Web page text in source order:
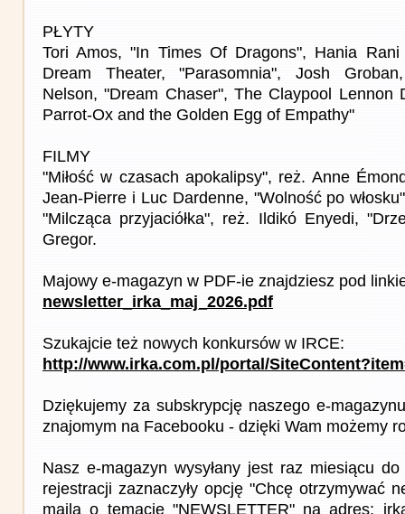
PŁYTY
Tori Amos, "In Times Of Dragons", Hania Rani
Dream Theater, "Parasomnia", Josh
Nelson, "Dream Chaser", The Claypool Lennon
Parrot-Ox and the Golden Egg of Empathy"
FILMY
"Miłość w czasach apokalipsy", reż. Anne
Jean-Pierre i Luc Dardenne, "Wolność po
"Milcząca przyjaciółka", reż. Ildikó Enyedi,
Gregor.
Majowy e-magazyn w PDF-ie znajdziesz pod
newsletter_irka_maj_2026.pdf
Szukajcie też nowych konkursów w IRCE:
http://www.irka.com.pl/portal/
Dziękujemy za subskrypcję naszego e-
znajomym na Facebooku - dzięki Wam możemy
Nasz e-magazyn wysyłany jest raz miesiącu
rejestracji zaznaczyły opcję "Chcę otrzymywać
maila o temacie "NEWSLETTER" na adres: